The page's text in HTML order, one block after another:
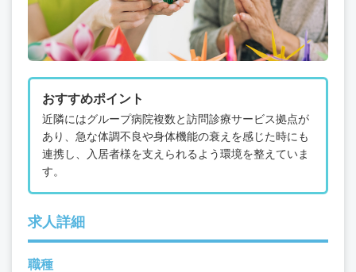
おすすめポイント
近隣にはグループ病院複数と訪問診療サービス拠点が
あり、急な体調不良や身体機能の衰えを感じた時にも
連携し、入居者様を支えられるよう環境を整えていま
す。
求人詳細
職種